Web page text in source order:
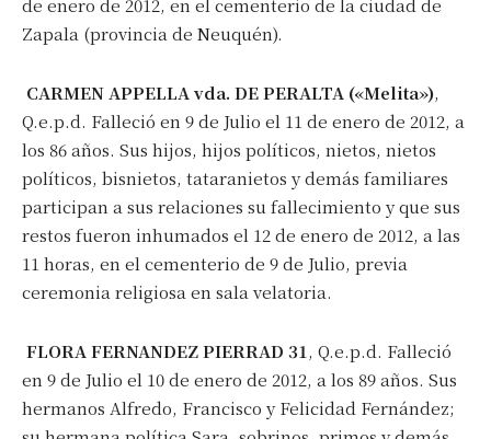
Suscribirme gratis
Dirección de correo electrónico*
Nombre
Número de teléfono
Zapala (provincia de Neuquén).
CARMEN APPELLA vda. DE PERALTA («Melita»),
Q.e.p.d. Falleció en 9 de Julio el 11 de enero de 2012, a
los 86 años. Sus hijos, hijos políticos, nietos, nietos
políticos, bisnietos, tataranietos y demás familiares
participan a sus relaciones su fallecimiento y que sus
restos fueron inhumados el 12 de enero de 2012, a las
11 horas, en el cementerio de 9 de Julio, previa
ceremonia religiosa en sala velatoria.
FLORA FERNANDEZ PIERRAD 31, Q.e.p.d. Falleció
en 9 de Julio el 10 de enero de 2012, a los 89 años. Sus
hermanos Alfredo, Francisco y Felicidad Fernández;